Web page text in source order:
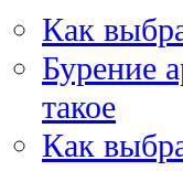
Как
Бурение
такое
Как